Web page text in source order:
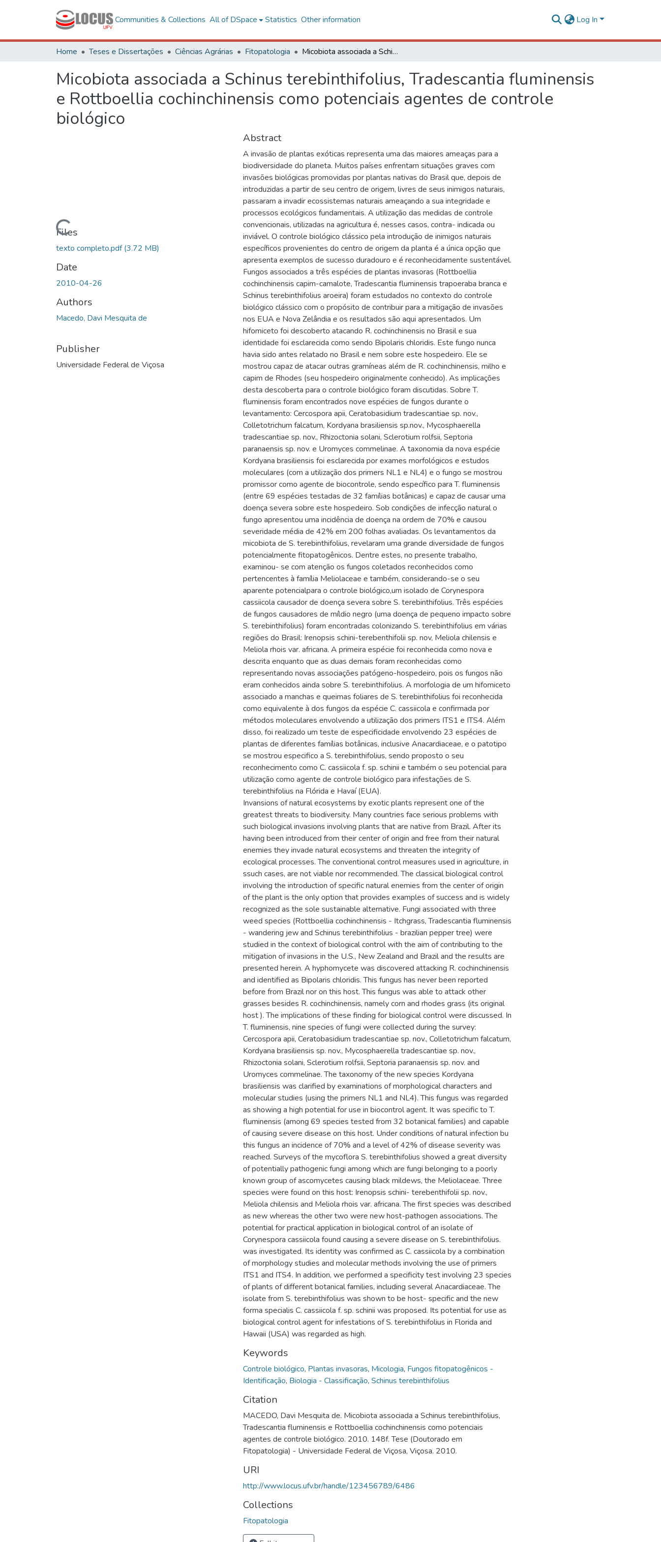
Communities & Collections All of DSpace Statistics Other information Log In
Home Teses e Dissertações Ciências Agrárias Fitopatologia Micobiota associada a Schinus terebinthifolius, Tradescantia fluminensis e Rottboellia cochinchinensis como potenciais agentes de controle biológico
Micobiota associada a Schinus terebinthifolius, Tradescantia fluminensis
e Rottboellia cochinchinensis como potenciais agentes de controle
biológico
Loading...
Files
texto completo.pdf(3.72 MB)
Date
2010-04-26
Authors
Macedo, Davi Mesquita de
Publisher
Universidade Federal de Viçosa
Abstract
A invasão de plantas exóticas representa uma das maiores ameaças para a
biodiversidade do planeta. Muitos países enfrentam situações graves com
invasões biológicas promovidas por plantas nativas do Brasil que, depois de
introduzidas a partir de seu centro de origem, livres de seus inimigos naturais,
passaram a invadir ecossistemas naturais ameaçando a sua integridade e
processos ecológicos fundamentais. A utilização das medidas de controle
convencionais, utilizadas na agricultura é, nesses casos, contra- indicada ou
inviável. O controle biológico clássico pela introdução de inimigos naturais
específicos provenientes do centro de origem da planta é a única opção que
apresenta exemplos de sucesso duradouro e é reconhecidamente sustentável.
Fungos associados a três espécies de plantas invasoras (Rottboellia
cochinchinensis capim-camalote, Tradescantia fluminensis trapoeraba branca e
Schinus terebinthifolius aroeira) foram estudados no contexto do controle
biológico clássico com o propósito de contribuir para a mitigação de invasões
nos EUA e Nova Zelândia e os resultados são aqui apresentados. Um
hifomiceto foi descoberto atacando R. cochinchinensis no Brasil e sua
identidade foi esclarecida como sendo Bipolaris chloridis. Este fungo nunca
havia sido antes relatado no Brasil e nem sobre este hospedeiro. Ele se
mostrou capaz de atacar outras gramíneas além de R. cochinchinensis, milho e
capim de Rhodes (seu hospedeiro originalmente conhecido). As implicações
desta descoberta para o controle biológico foram discutidas. Sobre T.
fluminensis foram encontrados nove espécies de fungos durante o
levantamento: Cercospora apii, Ceratobasidium tradescantiae sp. nov.,
Colletotrichum falcatum, Kordyana brasiliensis sp.nov., Mycosphaerella
tradescantiae sp. nov., Rhizoctonia solani, Sclerotium rolfsii, Septoria
paranaensis sp. nov. e Uromyces commelinae. A taxonomia da nova espécie
Kordyana brasiliensis foi esclarecida por exames morfológicos e estudos
moleculares (com a utilização dos primers NL1 e NL4) e o fungo se mostrou
promissor como agente de biocontrole, sendo específico para T. fluminensis
(entre 69 espécies testadas de 32 famílias botânicas) e capaz de causar uma
doença severa sobre este hospedeiro. Sob condições de infecção natural o
fungo apresentou uma incidência de doença na ordem de 70% e causou
severidade média de 42% em 200 folhas avaliadas. Os levantamentos da
micobiota de S. terebinthifolius, revelaram uma grande diversidade de fungos
potencialmente fitopatogênicos. Dentre estes, no presente trabalho,
examinou- se com atenção os fungos coletados reconhecidos como
pertencentes à família Meliolaceae e também, considerando-se o seu
aparente potencialpara o controle biológico,um isolado de Corynespora
cassiicola causador de doença severa sobre S. terebinthifolius. Três espécies
de fungos causadores de míldio negro (uma doença de pequeno impacto sobre
S. terebinthifolius) foram encontradas colonizando S. terebinthifolius em várias
regiões do Brasil: Irenopsis schini-terebenthifolii sp. nov, Meliola chilensis e
Meliola rhois var. africana. A primeira espécie foi reconhecida como nova e
descrita enquanto que as duas demais foram reconhecidas como
representando novas associações patógeno-hospedeiro, pois os fungos não
eram conhecidos ainda sobre S. terebinthifolius. A morfologia de um hifomiceto
associado a manchas e queimas foliares de S. terebinthifolius foi reconhecida
como equivalente à dos fungos da espécie C. cassiicola e confirmada por
métodos moleculares envolvendo a utilização dos primers ITS1 e ITS4. Além
disso, foi realizado um teste de especificidade envolvendo 23 espécies de
plantas de diferentes famílias botânicas, inclusive Anacardiaceae, e o patotipo
se mostrou especifico a S. terebinthifolius, sendo proposto o seu
reconhecimento como C. cassiicola f. sp. schinii e também o seu potencial para
utilização como agente de controle biológico para infestações de S.
terebinthifolius na Flórida e Havaí (EUA).
Invansions of natural ecosystems by exotic plants represent one of the
greatest threats to biodiversity. Many countries face serious problems with
such biological invasions involving plants that are native from Brazil. After its
having been introduced from their center of origin and free from their natural
enemies they invade natural ecosystems and threaten the integrity of
ecological processes. The conventional control measures used in agriculture, in
ssuch cases, are not viable nor recommended. The classical biological control
involving the introduction of specific natural enemies from the center of origin
of the plant is the only option that provides examples of success and is widely
recognized as the sole sustainable alternative. Fungi associated with three
weed species (Rottboellia cochinchinensis - Itchgrass, Tradescantia fluminensis
- wandering jew and Schinus terebinthifolius - brazilian pepper tree) were
studied in the context of biological control with the aim of contributing to the
mitigation of invasions in the U.S., New Zealand and Brazil and the results are
presented herein. A hyphomycete was discovered attacking R. cochinchinensis
and identified as Bipolaris chloridis. This fungus has never been reported
before from Brazil nor on this host. This fungus was able to attack other
grasses besides R. cochinchinensis, namely corn and rhodes grass (its original
host ). The implications of these finding for biological control were discussed. In
T. fluminensis, nine species of fungi were collected during the survey:
Cercospora apii, Ceratobasidium tradescantiae sp. nov., Colletotrichum falcatum,
Kordyana brasiliensis sp. nov., Mycosphaerella tradescantiae sp. nov.,
Rhizoctonia solani, Sclerotium rolfsii, Septoria paranaensis sp. nov. and
Uromyces commelinae. The taxonomy of the new species Kordyana
brasiliensis was clarified by examinations of morphological characters and
molecular studies (using the primers NL1 and NL4). This fungus was regarded
as showing a high potential for use in biocontrol agent. It was specific to T.
fluminensis (among 69 species tested from 32 botanical families) and capable
of causing severe disease on this host. Under conditions of natural infection bu
this fungus an incidence of 70% and a level of 42% of disease severity was
reached. Surveys of the mycoflora S. terebinthifolius showed a great diversity
of potentially pathogenic fungi among which are fungi belonging to a poorly
known group of ascomycetes causing black mildews, the Meliolaceae. Three
species were found on this host: Irenopsis schini- terebenthifolii sp. nov.,
Meliola chilensis and Meliola rhois var. africana. The first species was described
as new whereas the other two were new host-pathogen associations. The
potential for practical application in biological control of an isolate of
Corynespora cassiicola found causing a severe disease on S. terebinthifolius.
was investigated. Its identity was confirmed as C. cassiicola by a combination
of morphology studies and molecular methods involving the use of primers
ITS1 and ITS4. In addition, we performed a specificity test involving 23 species
of plants of different botanical families, including several Anacardiaceae. The
isolate from S. terebinthifolius was shown to be host- specific and the new
forma specialis C. cassiicola f. sp. schinii was proposed. Its potential for use as
biological control agent for infestations of S. terebinthifolius in Florida and
Hawaii (USA) was regarded as high.
Keywords
Controle biológico, Plantas invasoras, Micologia, Fungos fitopatogênicos -
Identificação, Biologia - Classificação, Schinus terebinthifolius
Citation
MACEDO, Davi Mesquita de. Micobiota associada a Schinus terebinthifolius,
Tradescantia fluminensis e Rottboellia cochinchinensis como potenciais
agentes de controle biológico. 2010. 148f. Tese (Doutorado em
Fitopatologia) - Universidade Federal de Viçosa, Viçosa. 2010.
URI
http://www.locus.ufv.br/handle/123456789/6486
Collections
Fitopatologia